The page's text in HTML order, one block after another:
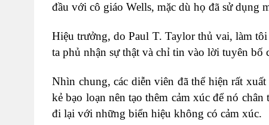
đầu với cô giáo Wells, mặc dù họ đã sử dụng
Hiệu trưởng, do Paul T. Taylor thủ vai, làm
ta phủ nhận sự thật và chỉ tin vào lời tuyên bố
Nhìn chung, các diễn viên đã thể hiện rất
kẻ bạo loạn nên tạo thêm cảm xúc để nó
đi lại với những biển hiệu không có cảm xúc.